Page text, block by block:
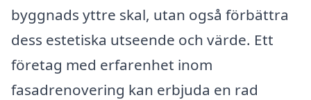
byggnads yttre skal, utan også förbättra
dess estetiska utseende och värde. Ett
företag med erfarenhet inom
fasadrenovering kan erbjuda en rad